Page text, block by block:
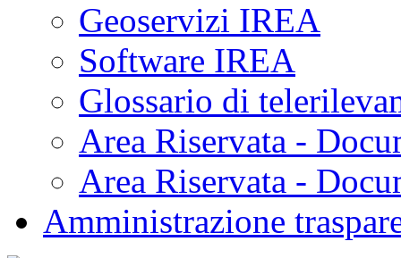
Geoservizi IREA
Software IREA
Glossario di
Area Riservata -
Area Riservata -
Amministrazione